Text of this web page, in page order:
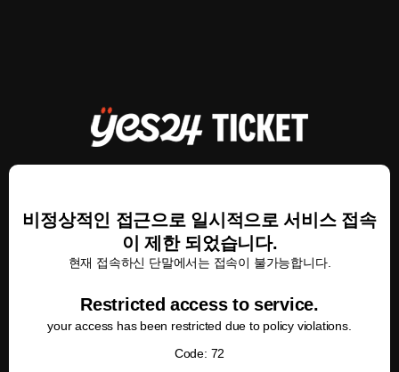
비정상적인 접근으로 일시적으로 서비스 접속
이 제한 되었습니다.
현재 접속하신 단말에서는 접속이 불가능합니다.
Restricted access to service.
your access has been restricted due to policy violations.
Code: 72